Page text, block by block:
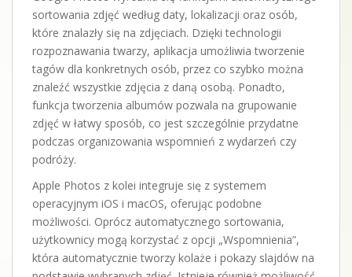
sortowania zdjęć według daty, lokalizacji oraz osób,
które znalazły się na zdjęciach. Dzięki technologii
rozpoznawania twarzy, aplikacja umożliwia tworzenie
tagów dla konkretnych osób, przez co szybko można
znaleźć wszystkie zdjęcia z daną osobą. Ponadto,
funkcja tworzenia albumów pozwala na grupowanie
zdjęć w łatwy sposób, co jest szczególnie przydatne
podczas organizowania wspomnień z wydarzeń czy
podróży.
Apple Photos z kolei integruje się z systemem
operacyjnym iOS i macOS, oferując podobne
możliwości. Oprócz automatycznego sortowania,
użytkownicy mogą korzystać z opcji „Wspomnienia”,
która automatycznie tworzy kolaże i pokazy slajdów na